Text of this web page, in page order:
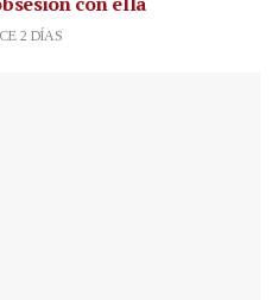
2 DÍAS